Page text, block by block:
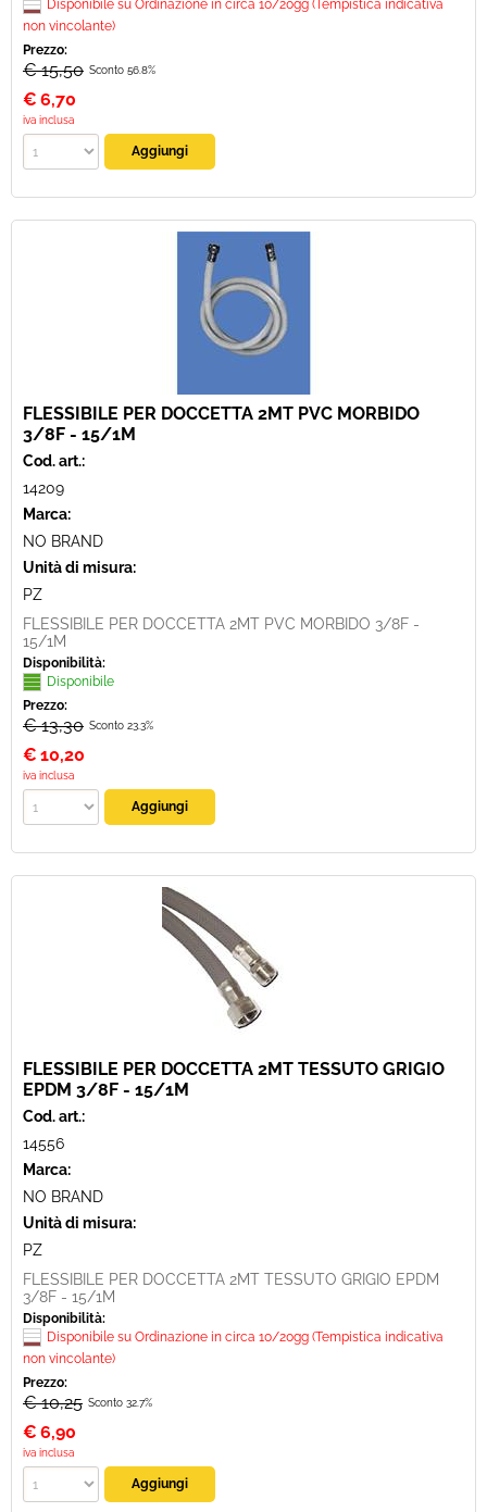
Disponibile su Ordinazione in circa 10/20gg (Tempistica indicativa
non vincolante)
Prezzo:
€ 15,50 Sconto 56.8%
€ 6,70
iva inclusa
FLESSIBILE PER DOCCETTA 2MT PVC MORBIDO
3/8F - 15/1M
Cod. art.:
14209
Marca:
NO BRAND
Unità di misura:
PZ
FLESSIBILE PER DOCCETTA 2MT PVC MORBIDO 3/8F -
15/1M
Disponibilità:
Disponibile
Prezzo:
€ 13,30 Sconto 23.3%
€ 10,20
iva inclusa
FLESSIBILE PER DOCCETTA 2MT TESSUTO GRIGIO
EPDM 3/8F - 15/1M
Cod. art.:
14556
Marca:
NO BRAND
Unità di misura:
PZ
FLESSIBILE PER DOCCETTA 2MT TESSUTO GRIGIO EPDM
3/8F - 15/1M
Disponibilità:
Disponibile su Ordinazione in circa 10/20gg (Tempistica indicativa
non vincolante)
Prezzo:
€ 10,25 Sconto 32.7%
€ 6,90
iva inclusa